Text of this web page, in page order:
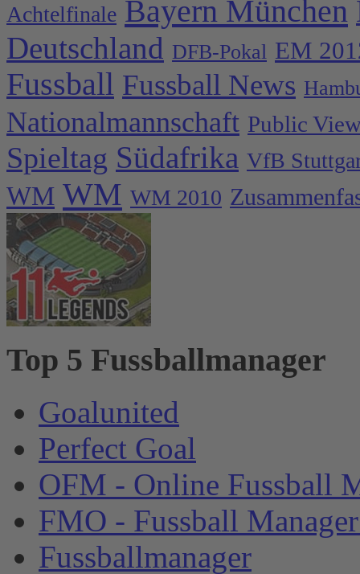
Achtelfinale Bayern München
Deutschland DFB-Pokal EM
Fussball Fussball News
Nationalmannschaft Public
Spieltag Südafrika VfB
WM WM WM 2010
Top 5 Fussballmanager
Goalunited
Perfect Goal
OFM - Online Fussball
FMO - Fussball
Fussballmanager